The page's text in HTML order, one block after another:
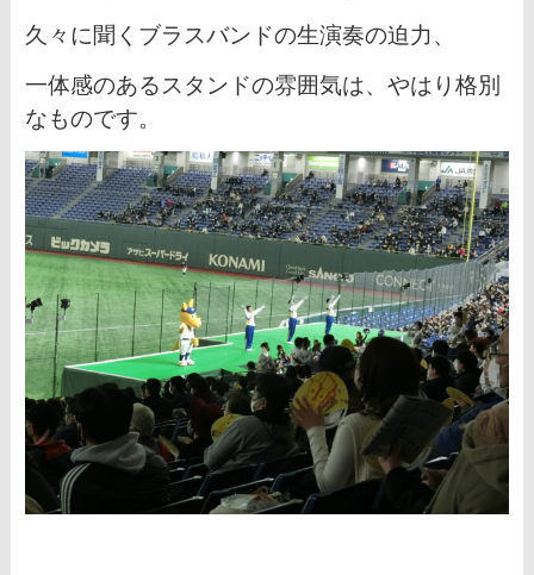
久々に聞くブラスバンドの生演奏の迫力、
一体感のあるスタンドの雰囲気は、 やはり格別
なものです。